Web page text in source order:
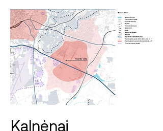
Kalnėnai